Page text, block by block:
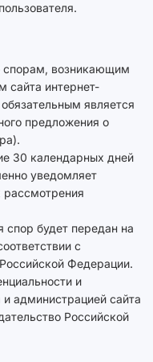
спорам, возникающим
сайта интернет-
является
предложения о
30 календарных дней
уведомляет
рассмотрения
будет передан на
с
Федерации.
и
администрацией сайта
Российской